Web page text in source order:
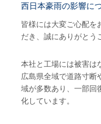
西日本豪雨の影響に
皆様には大変ご心配を
だき、誠にありがとう
本社と工場には被害は
広島県全域で道路寸断
域が多数あり、一部回
化しています。